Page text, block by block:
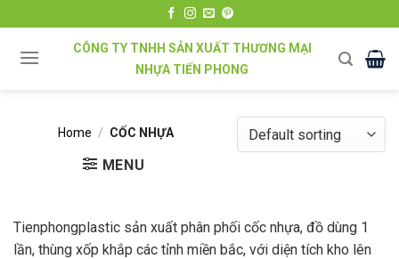
đến
CÔNG TY TNHH SẢN XUẤT THƯƠNG MẠI
NHỰA TIẾN PHONG
Home / CỐC NHỰA
MENU
Tienphongplastic sản xuất phân phối cốc nhựa, đồ dùng 1
lần, thùng xốp khắp các tỉnh miền bắc, với diện tích kho lên